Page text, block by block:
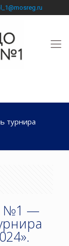
турнира
№1 —